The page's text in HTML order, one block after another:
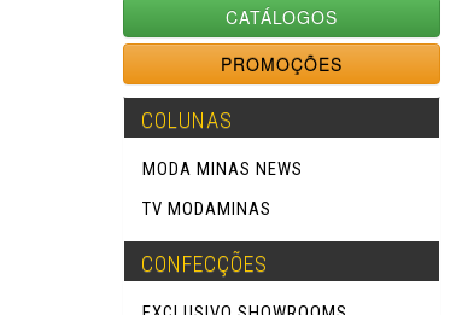
CATÁLOGOS
PROMOÇÕES
COLUNAS
MODA MINAS NEWS
TV MODAMINAS
CONFECÇÕES